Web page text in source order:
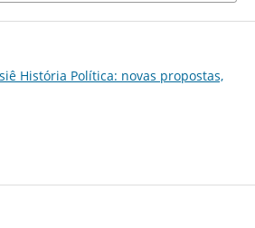
História Política: novas propostas,